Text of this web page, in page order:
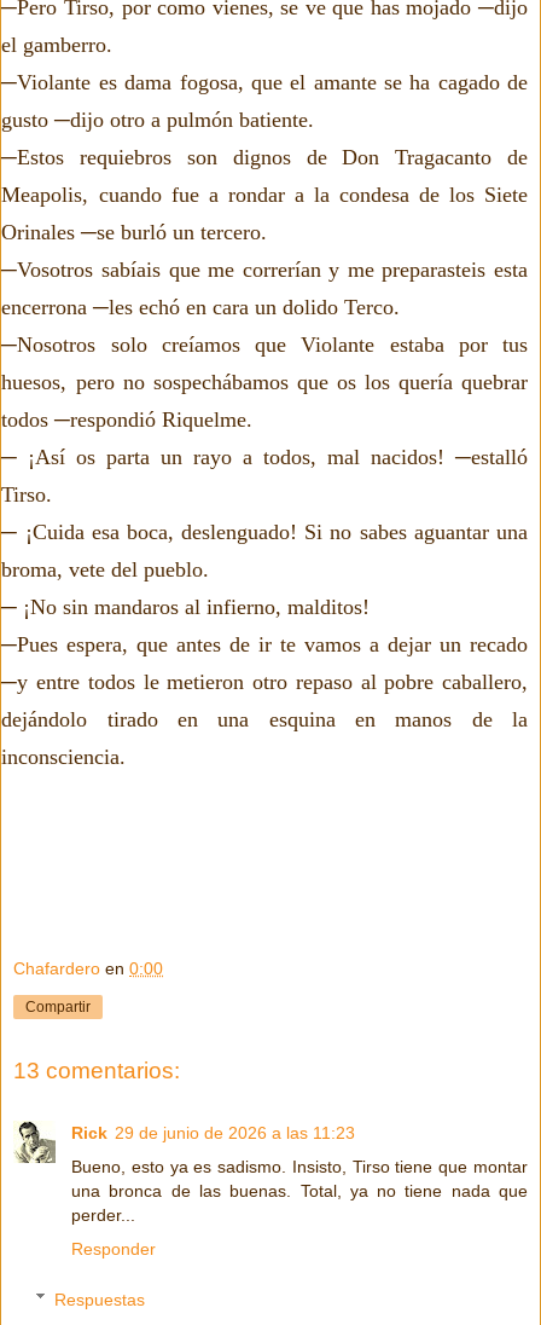
─Pero Tirso, por como vienes, se ve que has mojado ─dijo
el gamberro.
─Violante es dama fogosa, que el amante se ha cagado de
gusto ─dijo otro a pulmón batiente.
─Estos requiebros son dignos de Don Tragacanto de
Meapolis, cuando fue a rondar a la condesa de los Siete
Orinales ─se burló un tercero.
─Vosotros sabíais que me correrían y me preparasteis esta
encerrona ─les echó en cara un dolido Terco.
─Nosotros solo creíamos que Violante estaba por tus
huesos, pero no sospechábamos que os los quería quebrar
todos ─respondió Riquelme.
─ ¡Así os parta un rayo a todos, mal nacidos! ─estalló
Tirso.
─ ¡Cuida esa boca, deslenguado! Si no sabes aguantar una
broma, vete del pueblo.
─ ¡No sin mandaros al infierno, malditos!
─Pues espera, que antes de ir te vamos a dejar un recado
─y entre todos le metieron otro repaso al pobre caballero,
dejándolo tirado en una esquina en manos de la
inconsciencia.
Chafardero en 0:00
Compartir
13 comentarios:
Rick 29 de junio de 2026 a las 11:23
Bueno, esto ya es sadismo. Insisto, Tirso tiene que montar
una bronca de las buenas. Total, ya no tiene nada que
perder...
Responder
Respuestas